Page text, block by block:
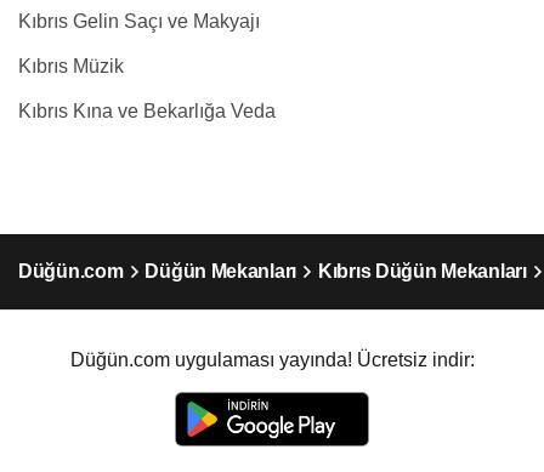
Kıbrıs Gelin Saçı ve Makyajı
Kıbrıs Müzik
Kıbrıs Kına ve Bekarlığa Veda
Düğün.com Düğün Mekanları Kıbrıs Düğün Mekanları
Düğün.com uygulaması yayında! Ücretsiz indir: